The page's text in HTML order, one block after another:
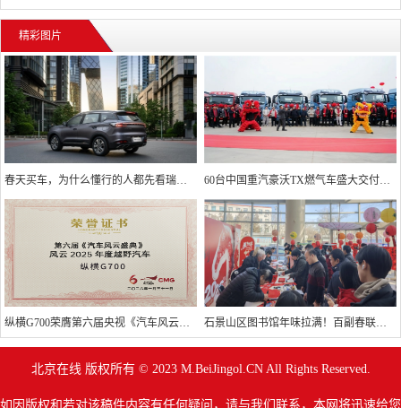
精彩图片
纵横G700荣膺第六届央视《汽车风云盛典》 “风云2025越野汽车”大奖 石景山区图书馆年味拉满！百副春联贺新岁，马年雅集伴书香！
北京在线 版权所有 © 2023 M.BeiJingol.CN All Rights Reserved.
如因版权和若对该稿件内容有任何疑问，请与我们联系，本网将迅速给您